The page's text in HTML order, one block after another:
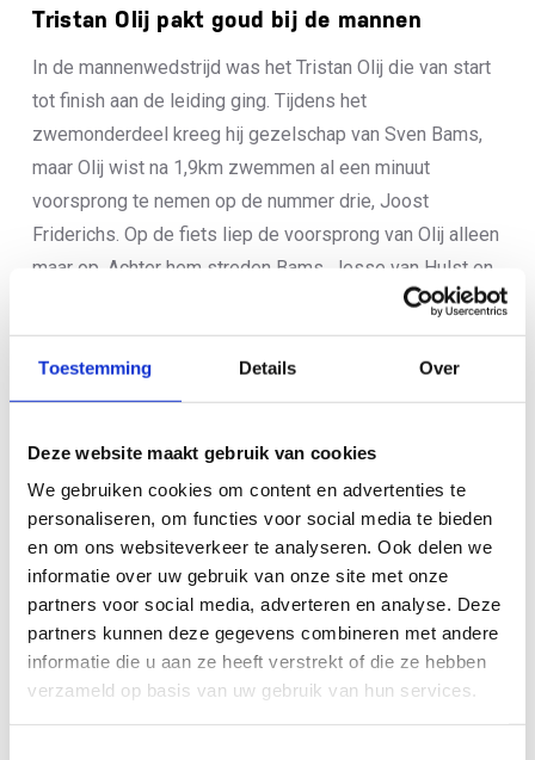
Toestemming Details Over
Deze website maakt gebruik van cookies
We gebruiken cookies om content en advertenties te
personaliseren, om functies voor social media te bieden
en om ons websiteverkeer te analyseren. Ook delen we
informatie over uw gebruik van onze site met onze
partners voor social media, adverteren en analyse. Deze
partners kunnen deze gegevens combineren met andere
informatie die u aan ze heeft verstrekt of die ze hebben
verzameld op basis van uw gebruik van hun services.
Tristan Olij pakt goud bij de mannen
In de mannenwedstrijd was het Tristan Olij die van start
tot finish aan de leiding ging. Tijdens het
zwemonderdeel kreeg hij gezelschap van Sven Bams,
maar Olij wist na 1,9km zwemmen al een minuut
voorsprong te nemen op de nummer drie, Joost
Friderichs. Op de fiets liep de voorsprong van Olij alleen
maar op. Achter hem streden Bams, Jesse van Hulst en
Marijn Markusse op ruime afstand voor een podiumplek.
Friderichs moest helaas de strijd om de medailles
staken na een valpartij.
gouden medaille veilig, waarmee hij zijn eerste nationale
titel binnensleepte. Markusse volgde op de tweede
plaats, terwijl Rick Paffen, die tijdens het looponderdeel
van de negende naar de derde plek opschoof, het brons
veiligstelde.